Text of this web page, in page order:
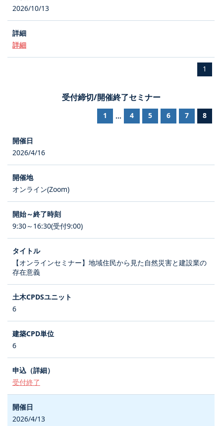
2026/10/13
詳細
1
受付締切/開催終了セミナー
1 ... 4 5 6 7 8
2026/4/16
オンライン(Zoom)
9:30～16:30(受付9:00)
【オンラインセミナー】地域住民から見た自然災害と建設業の
存在意義
6
6
受付終了
2026/4/13